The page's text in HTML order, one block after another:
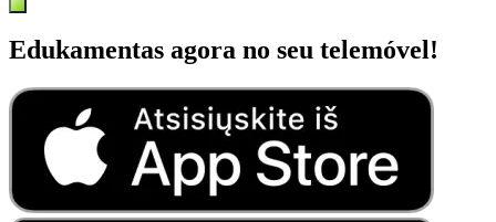
Edukamentas agora no seu telemóvel!